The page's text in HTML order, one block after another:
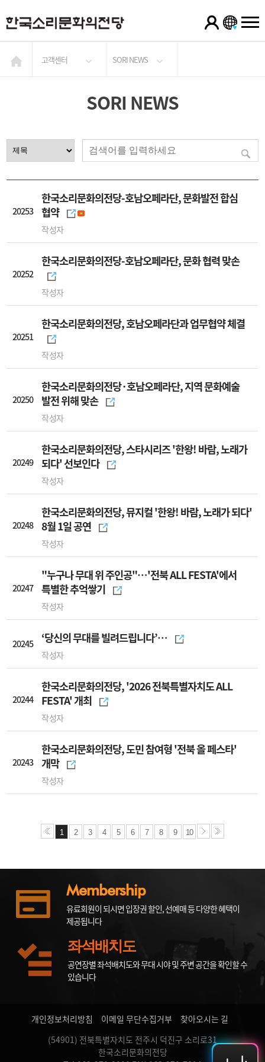
고객센터 SORI NEWS
SORI NEWS
20253
한국소리문화의전당-호남오페라단, 문화발전 합심
협약
작성자
20252
한국소리문화의전당-호남오페라단, 문화 협력 맞손
작성자
20251
한국소리문화의전당, 호남오페라단과 업무협약 체결
작성자
20250
한국소리문화의전당·호남오페라단, 지역 문화예술
발전 위해 맞손
작성자
20249
한국소리문화의전당, 스타시리즈 '한왕! 바람, 노래가
되다' 선보인다
작성자
20248
한국소리문화의전당, 뮤지컬 '한왕! 바람, 노래가 되다'
8월 1일 공연
작성자
20247
"누구나 무대 위 주인공"…'전북 ALL FESTA'에서
특별한 추억쌓기
작성자
20245 ‘당신의 무대를 빌려드립니다’…
작성자
20244
한국소리문화의전당, '2026 전북특별자치도 ALL
FESTA' 개최
작성자
20243
한국소리문화의전당, 도민 참여형 '전북 올 페스타'
개막
작성자
1 2 3 4 5 6 7 8 9 10
Membership
유료회원이 되시면 입장권 할인, 선예매 등 다양한 혜택이
제공됩니다
좌석배치도
공연장별 좌석배치도와 무대 시야 및 주변 공간을 확인할 수
있습니다
개인정보처리방침 이메일 무단수집거부
찾아오시는 길
(54901) 전북특별자치도 전주시 덕진구 소리로31
한국소리문화의전당